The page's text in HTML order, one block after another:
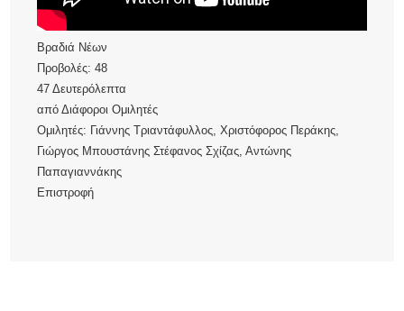
Βραδιά Νέων
Προβολές:48
47 Δευτερόλεπτα
απόΔιάφοροι Ομιλητές
Ομιλητές: Γιάννης Τριαντάφυλλος, Χριστόφορος Περάκης,
Γιώργος Μπουστάνης Στέφανος Σχίζας, Αντώνης
Παπαγιαννάκης
Επιστροφή